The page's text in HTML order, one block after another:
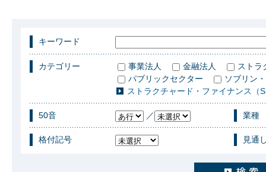
キーワード
カテゴリー 事業法人 金融法人
ストラ
パブリックセクター
ソブリン
ストラクチャード・ファイナンス（
50音 ／ 業種
格付記号 見通